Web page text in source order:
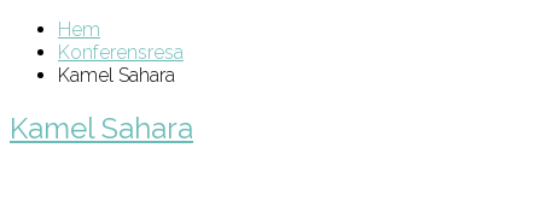
Hem
Konferensresa
Kamel Sahara
Kamel Sahara